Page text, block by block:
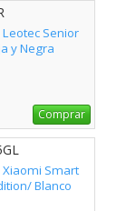
Senior
y Negra
Comprar
Smart
Blanco